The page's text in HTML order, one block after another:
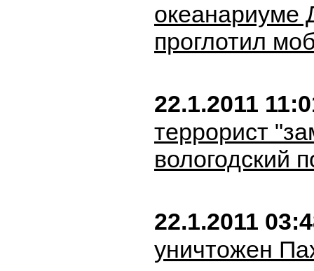
океанариуме
проглотил
22.1.2011
террорист
вологодский
22.1.2011
уничтожен